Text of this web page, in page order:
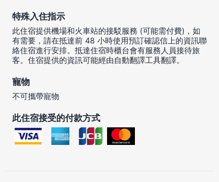
特殊入住指示
此住宿提供機場和火車站的接駁服務 (可能需付費)，如
有需要，請在抵達前 48 小時使用預訂確認信上的資訊聯
絡住宿進行安排。抵達住宿時櫃台會有服務人員接待旅
客。住宿提供的資訊可能經由自動翻譯工具翻譯。
寵物
不可攜帶寵物
此住宿接受的付款方式